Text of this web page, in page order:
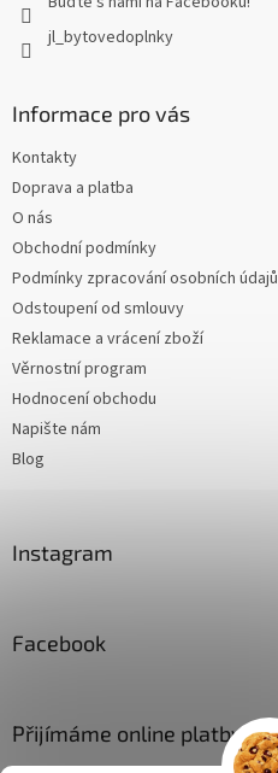
jl_bytovedoplnky
Informace pro vás
Kontakty
Doprava a platba
O nás
Obchodní podmínky
Podmínky zpracování osobních údajů
Odstoupení od smlouvy
Reklamace a vrácení zboží
Věrnostní program
Hodnocení obchodu
Napište nám
Blog
Instagram
Facebook
Přijímáme online platby